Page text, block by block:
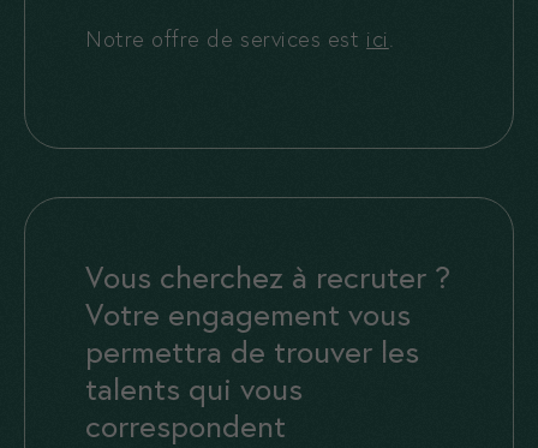
Notre offre de services est ici.
Vous cherchez à recruter ?
Votre engagement vous
permettra de trouver les
talents qui vous
correspondent